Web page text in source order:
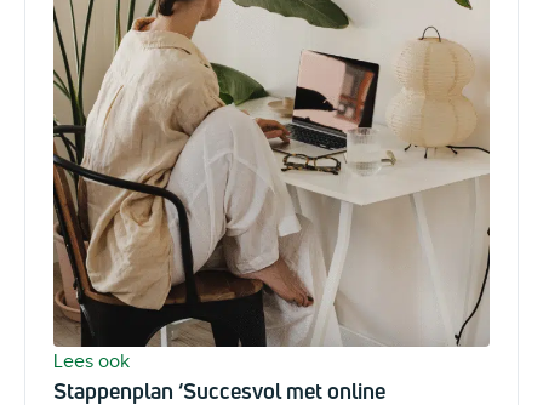
Lees ook
Stappenplan ‘Succesvol met online